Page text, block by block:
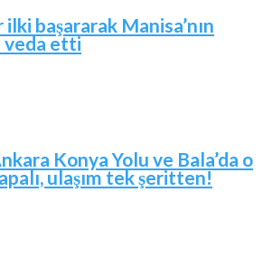
başararak Manisa’nın
veda etti
Konya Yolu ve Bala’da o
ulaşım tek şeritten!